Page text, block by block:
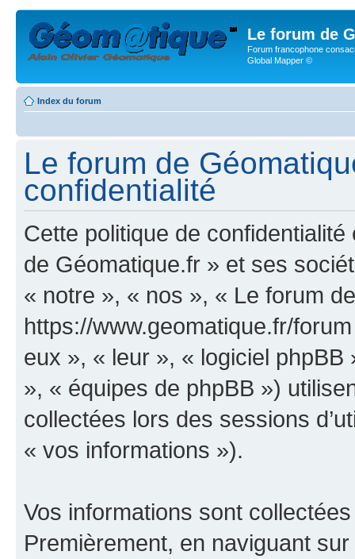
Le forum de
Forum francophone
Global Mapper ©
Index du forum
Le forum de
confidentialité
Cette politique de
de Géomatique.fr » et ses
« notre », « nos », « Le forum
https://www.geomatique.fr/
eux », « leur », « logiciel
», « équipes de phpBB »)
collectées lors des sessions
« vos informations »).
Vos informations sont
Premièrement, en naviguant